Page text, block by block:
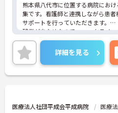
熊本県八代市に位置する病院にお
集です。看護師と連携しながら患
サポートを行っていただきます。
残業が少なめなので、ワークライ
ながらご勤務いただけます。また
があり、頑張りが目に見える形で評
モチベーションアップにつながりま
ご興味のある方には、面接対策ポ
に詳細をお話しいたしますのでお
詳細を見る
医療法人社団平成会平成病院 医療